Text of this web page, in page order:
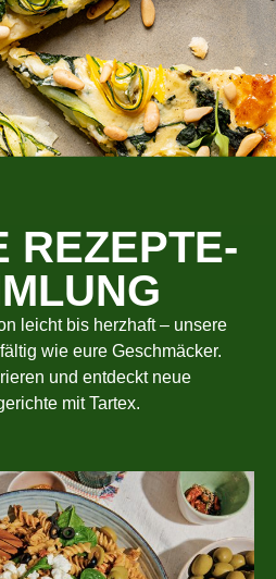
REZEPTE-
leicht bis herzhaft – unsere
wie eure Geschmäcker.
und entdeckt neue
mit Tartex.